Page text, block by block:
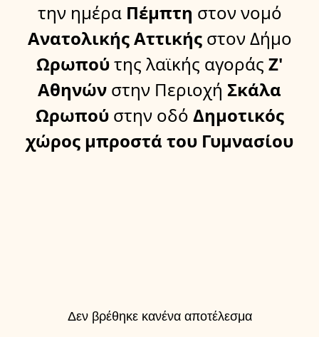
την ημέραΠέμπτη στον νομό
Ανατολικής Αττικής στον Δήμο
Ωρωπούτης λαϊκής αγοράς Ζ'
Αθηνών στην Περιοχή Σκάλα
Ωρωπού στην οδό Δημοτικός
χώρος μπροστά του Γυμνασίου
Δεν βρέθηκε κανένα αποτέλεσμα